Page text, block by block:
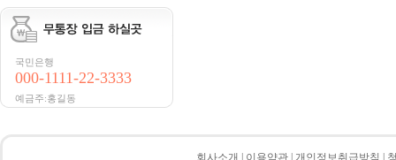
국민은행
000-1111-22-3333
예금주:홍길동
회사소개 이용약관 개인정보취급방침